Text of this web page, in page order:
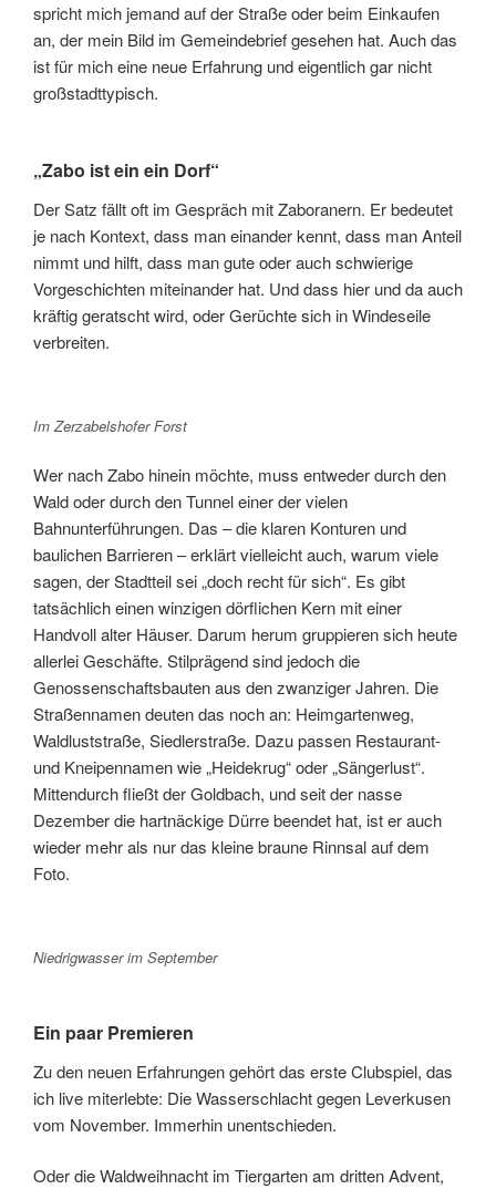
spricht mich jemand auf der Straße oder beim Einkaufen
an, der mein Bild im Gemeindebrief gesehen hat. Auch das
ist für mich eine neue Erfahrung und eigentlich gar nicht
großstadttypisch.
„Zabo ist ein ein Dorf“
Der Satz fällt oft im Gespräch mit Zaboranern. Er bedeutet
je nach Kontext, dass man einander kennt, dass man Anteil
nimmt und hilft, dass man gute oder auch schwierige
Vorgeschichten miteinander hat. Und dass hier und da auch
kräftig geratscht wird, oder Gerüchte sich in Windeseile
verbreiten.
Im Zerzabelshofer Forst
Wer nach Zabo hinein möchte, muss entweder durch den
Wald oder durch den Tunnel einer der vielen
Bahnunterführungen. Das – die klaren Konturen und
baulichen Barrieren – erklärt vielleicht auch, warum viele
sagen, der Stadtteil sei „doch recht für sich“. Es gibt
tatsächlich einen winzigen dörflichen Kern mit einer
Handvoll alter Häuser. Darum herum gruppieren sich heute
allerlei Geschäfte. Stilprägend sind jedoch die
Genossenschaftsbauten aus den zwanziger Jahren. Die
Straßennamen deuten das noch an: Heimgartenweg,
Waldluststraße, Siedlerstraße. Dazu passen Restaurant-
und Kneipennamen wie „Heidekrug“ oder „Sängerlust“.
Mittendurch fließt der Goldbach, und seit der nasse
Dezember die hartnäckige Dürre beendet hat, ist er auch
wieder mehr als nur das kleine braune Rinnsal auf dem
Foto.
Niedrigwasser im September
Ein paar Premieren
Zu den neuen Erfahrungen gehört das erste Clubspiel, das
ich live miterlebte: Die Wasserschlacht gegen Leverkusen
vom November. Immerhin unentschieden.
Oder die Waldweihnacht im Tiergarten am dritten Advent,